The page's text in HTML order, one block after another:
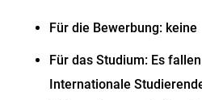
Für die Bewerbung: keine
Für das Studium: Es
Internationale